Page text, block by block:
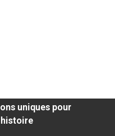
uniques pour
histoire